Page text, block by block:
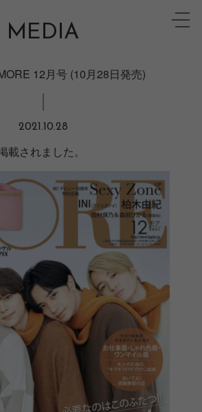
toggle
MEDIA
12月号 (10月28日発売)
2021.10.28
載されました。